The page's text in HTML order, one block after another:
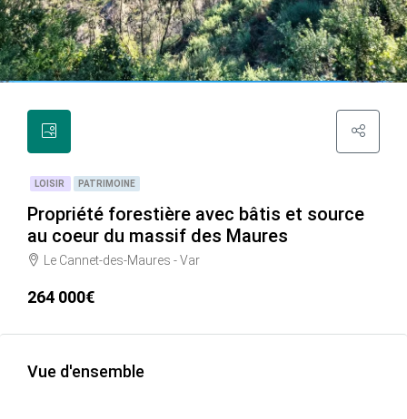
LOISIR PATRIMOINE
Propriété forestière avec bâtis et source
au coeur du massif des Maures
Le Cannet-des-Maures - Var
264 000€
Vue d'ensemble